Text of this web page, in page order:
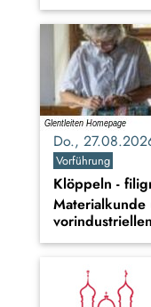
Do.,
Vorführung
Klöppeln -